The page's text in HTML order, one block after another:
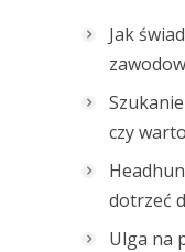
Jak
czy
dotrzeć
Ulga na